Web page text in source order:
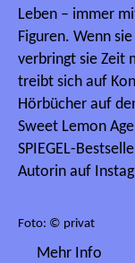
Leben – immer
Figuren. Wenn
verbringt sie Zeit
treibt sich auf
Hörbücher auf
Sweet Lemon
SPIEGEL-
Autorin auf
Foto: © privat
Mehr Info